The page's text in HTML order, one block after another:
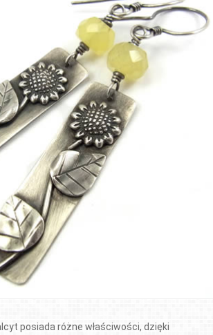
posiada różne właściwości, dzięki